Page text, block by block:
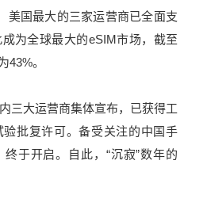
美国最大的三家运营商已全面支
为全球最大的eSIM市场，截至
43%。
三大运营商集体宣布，已获得工
批复许可。备受关注的中国手
于开启。自此，“沉寂”数年的